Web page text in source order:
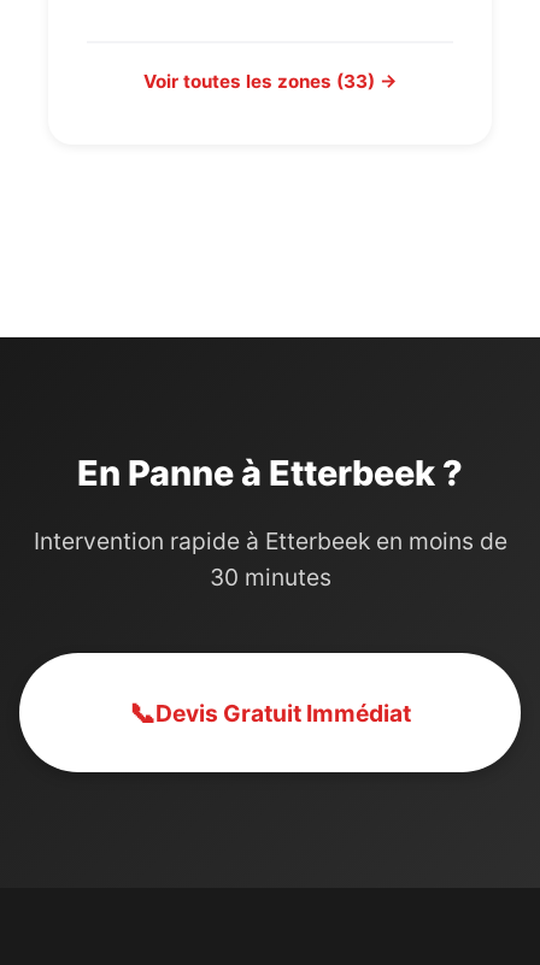
Voir toutes les zones (33) →
En Panne à Etterbeek ?
Intervention rapide à Etterbeek en moins de
30 minutes
📞Devis Gratuit Immédiat